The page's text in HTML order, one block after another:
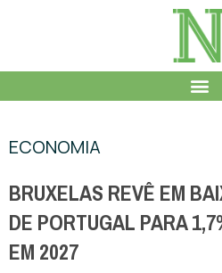
ECONOMIA
BRUXELAS REVÊ EM
DE PORTUGAL PARA
EM 2027